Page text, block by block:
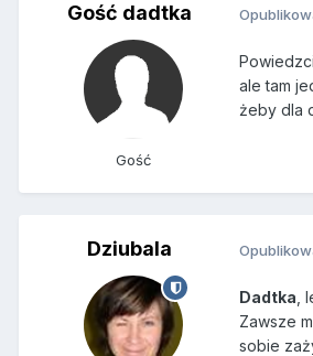
Gość dadtka
Gość
ale tam
żeby dla
Dziubala
Dadtka ,
Zawsze
sobie